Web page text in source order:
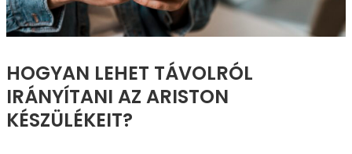
HOGYAN LEHET TÁVOLRÓL
IRÁNYÍTANI AZ ARISTON
KÉSZÜLÉKEIT?